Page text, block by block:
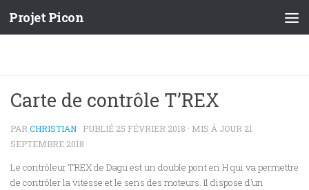
Projet Picon
Carte de contrôle T’REX
PAR CHRISTIAN · PUBLIÉ 25 FÉVRIER 2018 · MIS À JOUR 21
SEPTEMBRE 2018
Le contrôleur T’REX de Dagu est un double pont en H qui va permettre
de contrôler la vitesse et le sens des moteurs. Il dispose d’un